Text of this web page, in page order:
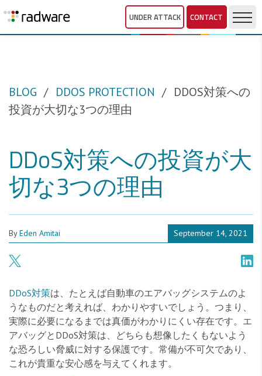
UNDER ATTACK CONTACT
BLOG DDOS PROTECTION
DDOS対策への
投資が大切な3つの理由
DDoS対策への投資が大
切な3つの理由
ByEden Amitai September 14, 2021
DDoS対策は、たとえば自動車のエアバッグシステムのよ
うなものだと考えれば、わかりやすいでしょう。つまり、
実際に必要になるまでは真価がわかりにくい存在です。エ
アバッグとDDoS対策は、どちらも想像したくもないよう
な恐ろしい脅威に対する保護です。常備が不可欠であり、
これが貴重な安心感を与えてくれます。